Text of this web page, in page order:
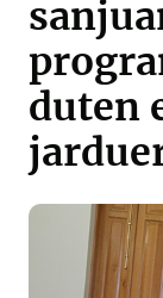
duten